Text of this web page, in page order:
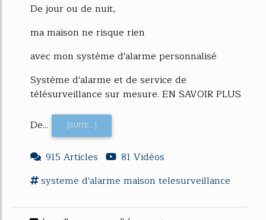
De jour ou de nuit,
ma maison ne risque rien
avec mon système d'alarme personnalisé
Système d'alarme et de service de
télésurveillance sur mesure. EN SAVOIR PLUS
De... [SUITE...]
915 Articles
81 Vidéos
systeme d'alarme maison telesurveillance